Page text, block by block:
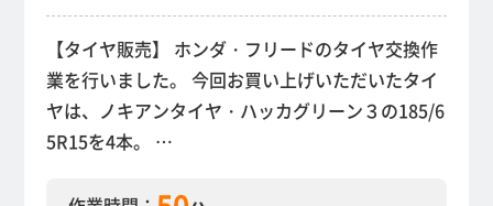
【タイヤ販売】 ホンダ・フリードのタイヤ交換作
業を行いました。 今回お買い上げいただいたタイ
ヤは、ノキアンタイヤ・ハッカグリーン３の185/6
5R15を4本。 …